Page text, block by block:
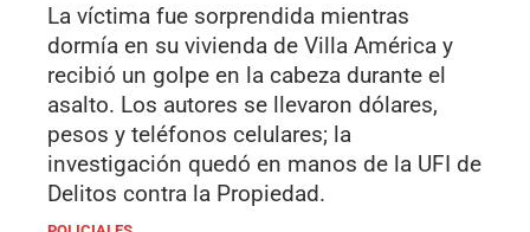
La víctima fue sorprendida mientras
dormía en su vivienda de Villa América y
recibió un golpe en la cabeza durante el
asalto. Los autores se llevaron dólares,
pesos y teléfonos celulares; la
investigación quedó en manos de la UFI de
Delitos contra la Propiedad.